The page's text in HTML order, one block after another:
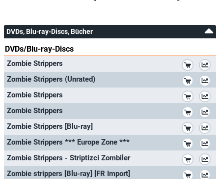
DVDs, Blu-ray-Discs, Bücher
DVDs/Blu-ray-Discs
Zombie Strippers
Zombie Strippers (Unrated)
Zombie Strippers
Zombie Strippers
Zombie Strippers [Blu-ray]
Zombie Strippers *** Europe Zone ***
Zombie Strippers - Striptizci Zombiler
Zombie strippers [Blu-ray] [FR Import]